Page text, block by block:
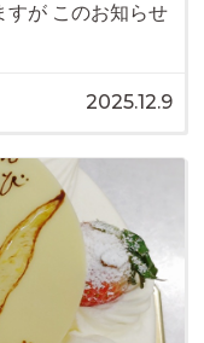
すが このお知らせ
2025.12.9